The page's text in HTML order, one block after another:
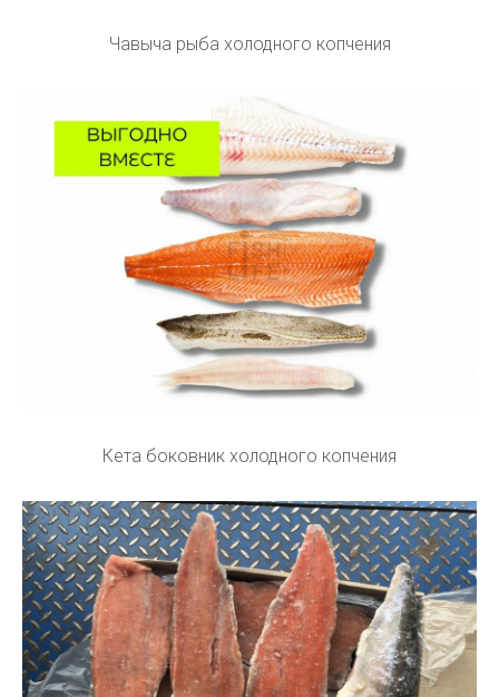
Чавыча рыба холодного копчения
Кета боковник холодного копчения